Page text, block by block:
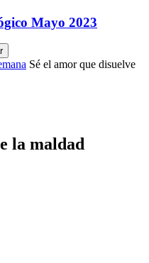
Mayo 2023
Sé el amor que disuelve
la maldad